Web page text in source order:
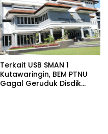
Terkait USB SMAN 1
Kutawaringin, BEM PTNU
Gagal Geruduk Disdik